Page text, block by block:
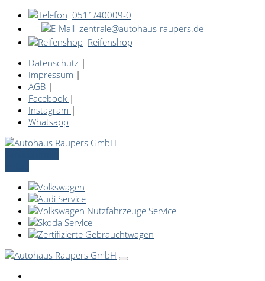
0511/40009-0
zentrale@autohaus-raupers.de
Reifenshop
Datenschutz |
Impressum |
AGB |
Facebook |
Instagram |
Whatsapp